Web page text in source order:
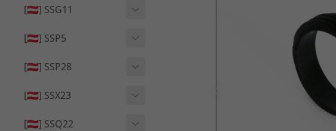
[🇦🇹] SSG11
🔄 原廠 ⧸ 零件
[🇦🇹] SSP5
🔄 原廠 ⧸ 零件
[🇦🇹] SSP28
🔄 原廠 ⧸ 零件
[🇦🇹] SSX23
🟦 主體 ⧸ 彈匣
[🇦🇹] SSQ22